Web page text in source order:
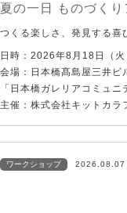
夏の一日 ものづくり
つくる楽しさ、発見する喜
日時：2026年8月18日（火
会場：日本橋髙島屋三井
「日本橋ガレリアコミュニ
主催：株式会社キットカラ
ワークショップ 2026.08.07